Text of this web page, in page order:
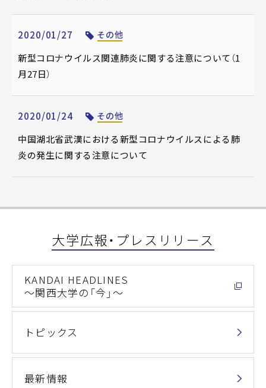
2020/01/27 その他
新型コロナウイルス関連肺炎に関する注意について（1
月27日）
2020/01/24 その他
中国湖北省武漢における新型コロナウイルスによる肺
炎の発生に関する注意について
大学広報・プレスリリース
KANDAI HEADLINES
～関西大学の「今」～
トピックス
最新情報